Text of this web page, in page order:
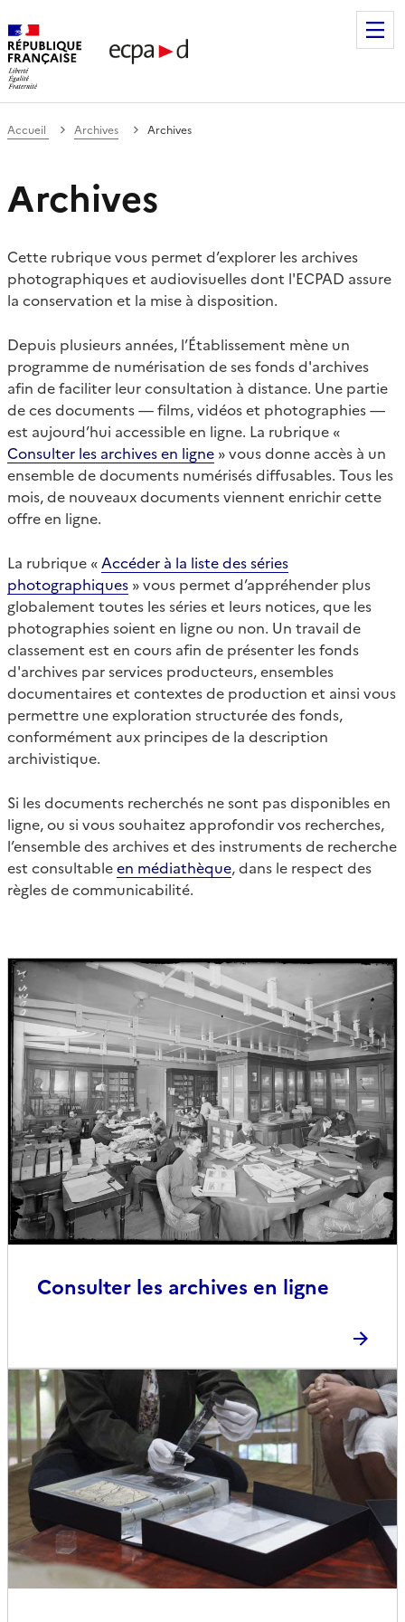
de communication et de production
Accueil Archives Archives
Archives
Cette rubrique vous permet d’explorer les archives
photographiques et audiovisuelles dont l'ECPAD assure
la conservation et la mise à disposition.
Depuis plusieurs années, l’Établissement mène un
programme de numérisation de ses fonds d'archives
afin de faciliter leur consultation à distance. Une partie
de ces documents — films, vidéos et photographies —
est aujourd’hui accessible en ligne. La rubrique «
Consulter les archives en ligne » vous donne accès à un
ensemble de documents numérisés diffusables. Tous les
mois, de nouveaux documents viennent enrichir cette
offre en ligne.
La rubrique « Accéder à la liste des séries
photographiques » vous permet d’appréhender plus
globalement toutes les séries et leurs notices, que les
photographies soient en ligne ou non. Un travail de
classement est en cours afin de présenter les fonds
d'archives par services producteurs, ensembles
documentaires et contextes de production et ainsi vous
permettre une exploration structurée des fonds,
conformément aux principes de la description
archivistique.
Si les documents recherchés ne sont pas disponibles en
ligne, ou si vous souhaitez approfondir vos recherches,
l’ensemble des archives et des instruments de recherche
est consultableen médiathèque, dans le respect des
règles de communicabilité.
Consulter les archives en ligne